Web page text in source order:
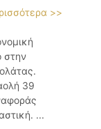
>>
στην
39
...